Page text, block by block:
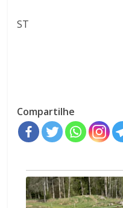
ST
Compartilhe